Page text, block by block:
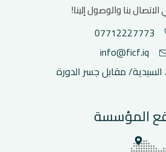
الاتصال بنا والوصول إلينا!
07712227773
info@ficf.iq
السيدية/ مقابل جسر الدورة
المؤسسة